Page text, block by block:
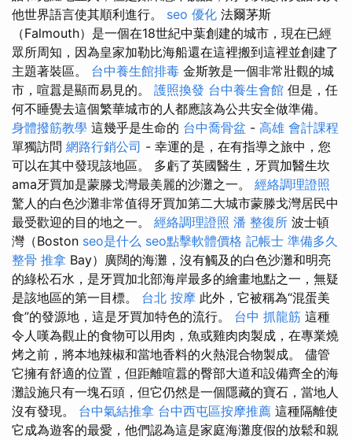
他世界語言使其順利進行。 seo 優化 法爾茅斯
（Falmouth）是一個在18世紀中葉創建的城市，現在已經
眾所周知，因為皇家加勒比海船還在這裡搬到這裡並創建了
主題著裝區。 台中養生館排毒 金斯敦是一個非常壯觀的城
市，喧囂是顯而易見的。 護照換發 台中養生會館 但是，任
何不睡覺去這個繁華城市的人都應該為公共安全做準備。
身體撥筋教學 這幾乎是生命的 台中喬骨盆 - 高雄 會計課程
單獨訪問 網路行銷公司 - 幸運的是，在有指導之旅中，您
可以在其中發現該地區。 多虧了英國醫生，牙買加醫生坎
ama牙買加是蒙滕戈灣最美麗的沙灘之一。 經絡調理證照
驚人的白色沙灘非常值得牙買加第二大城市蒙滕戈灣居民中
最受歡迎的目的地之一。 經絡調理證照 潘 整復所 波士頓
灣（Boston seo是什么 seo點擊軟體價格 記帳士 準備多久
整骨 推拿 Bay）廣闊的海灘，沒有觸及的白色沙灘和明亮
的綠松石水，是牙買加北部海岸最多的繪畫地點之一，無疑
是該地區的第一目標。 台北 按摩 此外，它被稱為“混蛋美
食”的發源地，這是牙買加特色的流行。 台中 抓龍筋 這種
令人嘆為觀止的食物可以用肉，魚或雞肉肉製成，在專業燒
烤之前，將本地辣椒和當地香料的火熱混合物製成。 儘管
它擁有舒適的位置，但距離喧囂的臀部大道和設備齊全的海
灘設施只有一塊石頭，但它仍然是一個隱藏的寶石，當地人
沒有發現。 台中氣結推拿 台中西屯區按摩推薦 這種隔離使
它成為遊客的最愛，他們認為這是家庭海灘度假的放鬆和親